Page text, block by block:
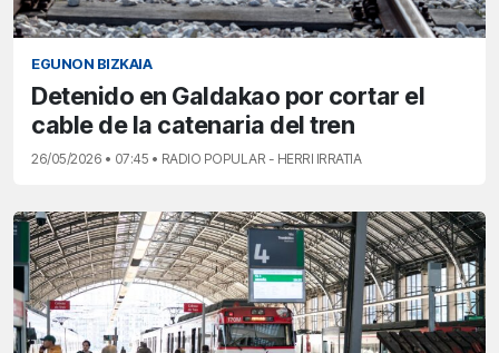
EGUNON BIZKAIA
Detenido en Galdakao por cortar el
cable de la catenaria del tren
26/05/2026 • 07:45 • RADIO POPULAR - HERRI IRRATIA